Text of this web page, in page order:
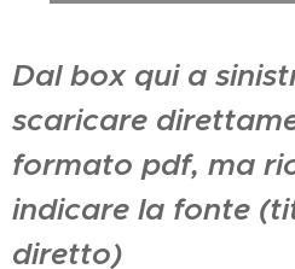
Dal box qui a
scaricare
formato pdf, ma
indicare la fonte
diretto)